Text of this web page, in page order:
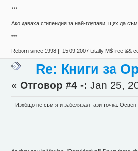
***
Aко даваха стипендия за най-глупави, щях да
***
Reborn since 1998 || 15.09.2007 totally М$ free &&
Re: Книги за
« Отговор #4 -: Jan 25,
Изобщо не съм я и забелязал тази точка. Освен